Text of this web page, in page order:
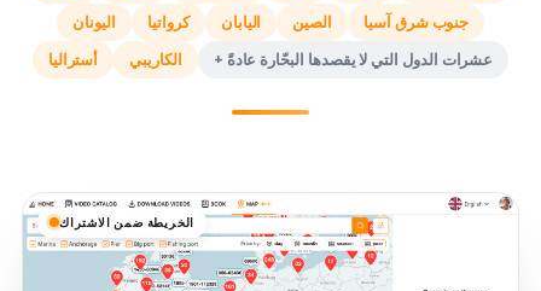
اليونان
كرواتيا اليابان الصين
جنوب شرق آسيا
أستراليا
الكاريبي + عشرات الدول التي لا يقصدها البحّارة عادةً
الخريطة ضمن الاشتراك